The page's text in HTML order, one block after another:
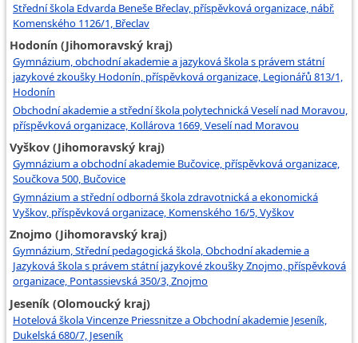
Střední škola Edvarda Beneše Břeclav, příspěvková organizace, nábř.
Komenského 1126/1, Břeclav
Hodonín (Jihomoravský kraj)
Gymnázium, obchodní akademie a jazyková škola s právem státní
jazykové zkoušky Hodonín, příspěvková organizace, Legionářů 813/1,
Hodonín
Obchodní akademie a střední škola polytechnická Veselí nad Moravou,
příspěvková organizace, Kollárova 1669, Veselí nad Moravou
Vyškov (Jihomoravský kraj)
Gymnázium a obchodní akademie Bučovice, příspěvková organizace,
Součkova 500, Bučovice
Gymnázium a střední odborná škola zdravotnická a ekonomická
Vyškov, příspěvková organizace, Komenského 16/5, Vyškov
Znojmo (Jihomoravský kraj)
Gymnázium, Střední pedagogická škola, Obchodní akademie a
Jazyková škola s právem státní jazykové zkoušky Znojmo, příspěvková
organizace, Pontassievská 350/3, Znojmo
Jeseník (Olomoucký kraj)
Hotelová škola Vincenze Priessnitze a Obchodní akademie Jeseník,
Dukelská 680/7, Jeseník